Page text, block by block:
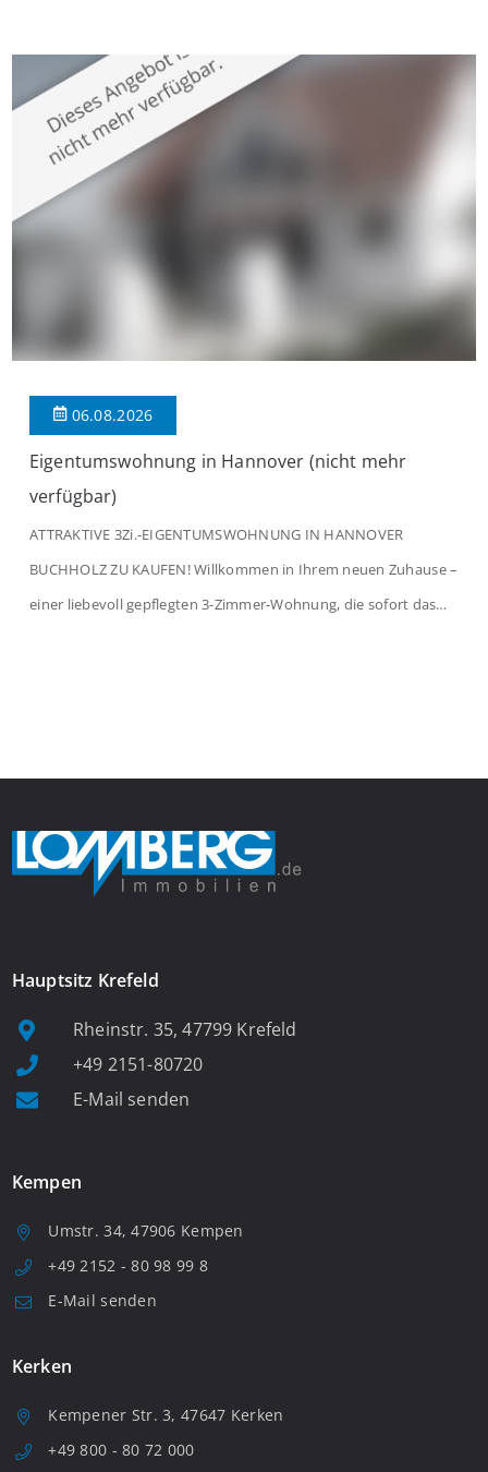
großzügige Räume und eine hochwertige Ausstattung, die
modernen Wohnkomfort mit einem stilvollen Ambiente
verbindet. Der […]
06.08.2026
Eigentumswohnung in Hannover (nicht mehr
verfügbar)
ATTRAKTIVE 3Zi.-EIGENTUMSWOHNUNG IN HANNOVER
BUCHHOLZ ZU KAUFEN! Willkommen in Ihrem neuen Zuhause –
einer liebevoll gepflegten 3-Zimmer-Wohnung, die sofort das
Hauptsitz Krefeld
Rheinstr. 35, 47799 Krefeld
+49 2151-80720
E-Mail senden
Kempen
Umstr. 34, 47906 Kempen
+49 2152 - 80 98 99 8
E-Mail senden
Kerken
Kempener Str. 3, 47647 Kerken
+49 800 - 80 72 000